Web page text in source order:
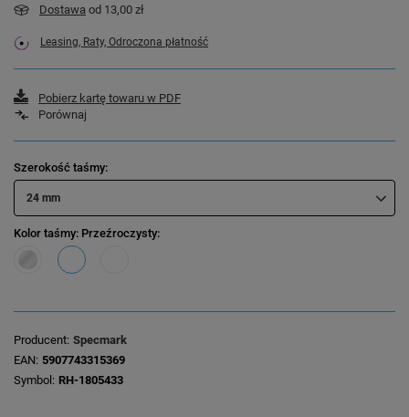
Dostawa od 13,00 zł
Leasing, Raty, Odroczona płatność
Pobierz kartę towaru w PDF
Porównaj
Szerokość taśmy
24 mm
Kolor taśmy: Przeźroczysty
Producent Specmark
EAN 5907743315369
Symbol RH-1805433